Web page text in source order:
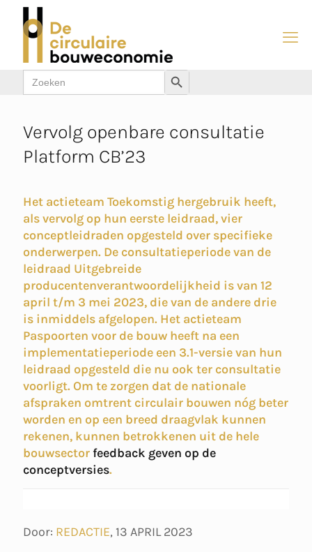
Zoek
naar:
Zoekknop
Vervolg openbare consultatie
Platform CB’23
Het actieteam Toekomstig hergebruik heeft,
als vervolg op hun eerste leidraad, vier
conceptleidraden opgesteld over specifieke
onderwerpen. De consultatieperiode van de
leidraad Uitgebreide
producentenverantwoordelijkheid is van 12
april t/m 3 mei 2023, die van de andere drie
is inmiddels afgelopen. Het actieteam
Paspoorten voor de bouw heeft na een
implementatieperiode een 3.1-versie van hun
leidraad opgesteld die nu ook ter consultatie
voorligt. Om te zorgen dat de nationale
afspraken omtrent circulair bouwen nóg beter
worden en op een breed draagvlak kunnen
rekenen, kunnen betrokkenen uit de hele
bouwsector feedback geven op de
conceptversies.
Door: REDACTIE, 13 APRIL 2023